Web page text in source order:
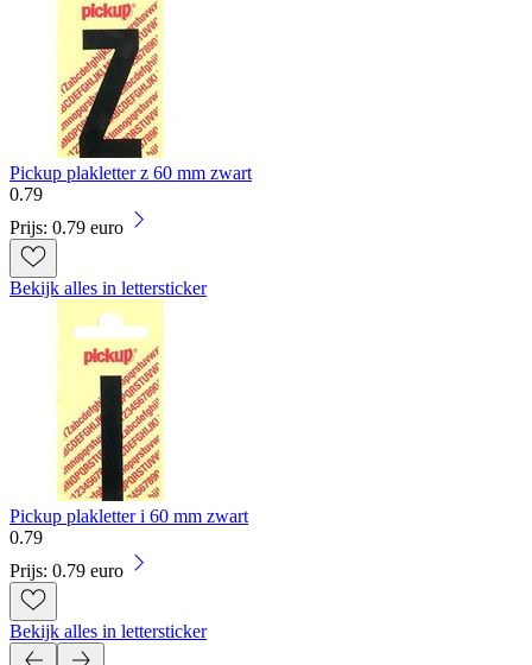
Pickup plakletter z 60 mm zwart
0.79
Prijs: 0.79 euro
Bekijk alles in lettersticker
Pickup plakletter i 60 mm zwart
0.79
Prijs: 0.79 euro
Bekijk alles in lettersticker